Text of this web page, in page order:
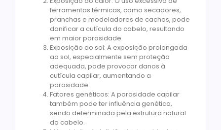
ferramentas térmicas, como secadores,
pranchas e modeladores de cachos, pode
danificar a cutícula do cabelo, resultando
em maior porosidade.
Exposição ao sol: A exposição prolongada
ao sol, especialmente sem proteção
adequada, pode provocar danos à
cutícula capilar, aumentando a
porosidade.
Fatores genéticos: A porosidade capilar
também pode ter influência genética,
sendo determinada pela estrutura natural
do cabelo.